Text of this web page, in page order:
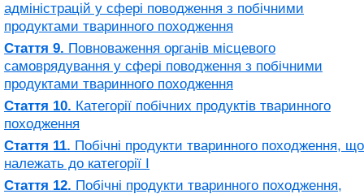
адміністрацій у сфері поводження з побічними
продуктами тваринного походження
Стаття 9. Повноваження органів місцевого
самоврядування у сфері поводження з побічними
продуктами тваринного походження
Стаття 10. Категорії побічних продуктів тваринного
походження
Стаття 11. Побічні продукти тваринного походження, що
належать до категорії I
Стаття 12. Побічні продукти тваринного походження,